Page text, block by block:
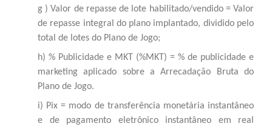
g ) Valor de repasse de lote habilitado/vendido = Valor
de repasse integral do plano implantado, dividido pelo
total de lotes do Plano de Jogo;
h) % Publicidade e MKT (%MKT) = % de publicidade e
marketing aplicado sobre a Arrecadação Bruta do
Plano de Jogo.
i) Pix = modo de transferência monetária instantâneo
e de pagamento eletrônico instantâneo em real